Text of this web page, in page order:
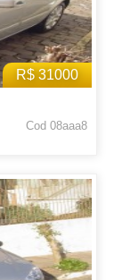
R$ 31000
Cod 08aaa8